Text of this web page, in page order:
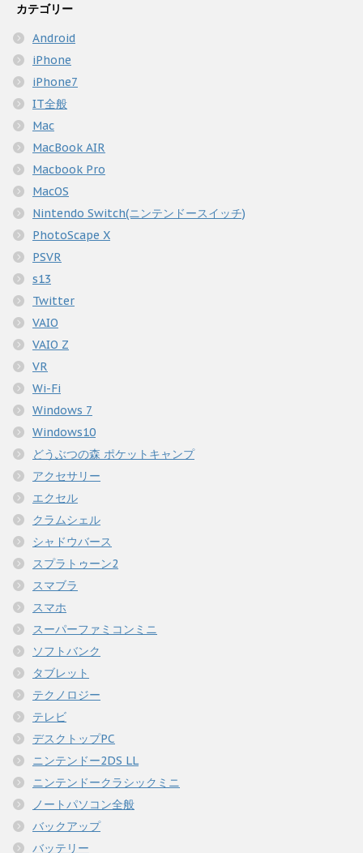
カテゴリー
Android
iPhone
iPhone7
IT全般
Mac
MacBook AIR
Macbook Pro
MacOS
Nintendo Switch(ニンテンドースイッチ)
PhotoScape X
PSVR
s13
Twitter
VAIO
VAIO Z
VR
Wi-Fi
Windows 7
Windows10
どうぶつの森 ポケットキャンプ
アクセサリー
エクセル
クラムシェル
シャドウバース
スプラトゥーン2
スマブラ
スマホ
スーパーファミコンミニ
ソフトバンク
タブレット
テクノロジー
テレビ
デスクトップPC
ニンテンドー2DS LL
ニンテンドークラシックミニ
ノートパソコン全般
バックアップ
バッテリー